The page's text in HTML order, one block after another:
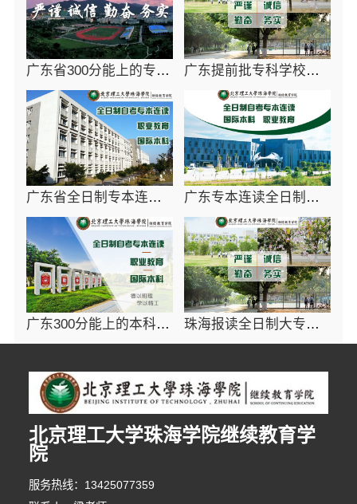
广东省300分能上的专科院校-北京理工大学珠海学院继教院 广东提前批专科学校学费多少-北京理工大学珠海学院继教院
广东省全日制专本连读学校免试入学-北京理工大学珠海学院继续教育学院 广东专本连读全日制高校招生方式-北京理工大学珠海学院继教院
广东300分能上的本科大学-北京理工大学珠海学院继续教育学院 珠海报读全日制大专院校招生要求-北京理工大学珠海学院继续教育学院
北京理工大学珠海学院继续教育学
院
服务热线：13425077359
7分钟前 周小姐 正在咨询